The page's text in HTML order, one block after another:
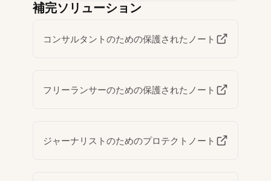
補完ソリューション
コンサルタントのための保護されたノート
フリーランサーのための保護されたノート
ジャーナリストのためのプロテクトノート